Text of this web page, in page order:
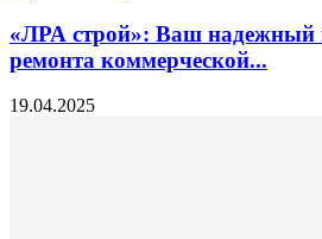
«ЛРА строй»: Ваш надежный
ремонта коммерческой...
19.04.2025